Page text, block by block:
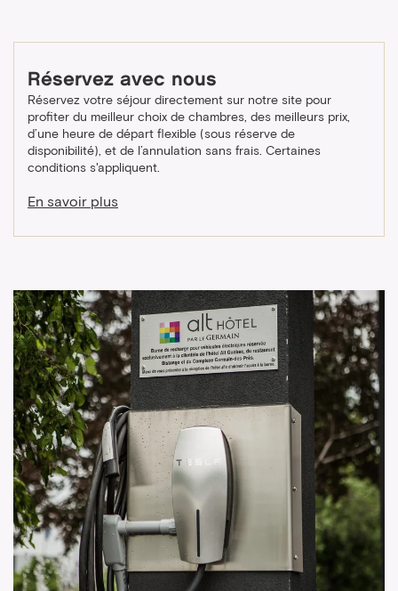
Réservez avec nous
Réservez votre séjour directement sur notre site pour
profiter du meilleur choix de chambres, des meilleurs prix,
d’une heure de départ flexible (sous réserve de
disponibilité), et de l’annulation sans frais. Certaines
conditions s'appliquent.
En savoir plus